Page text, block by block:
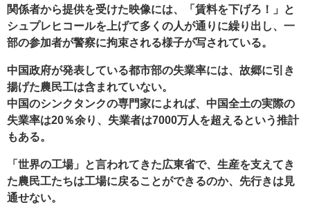
関係者から提供を受けた映像には、「賃料を下げろ！」と
シュプレヒコールを上げて多くの人が通りに繰り出し、一
部の参加者が警察に拘束される様子が写されている。
中国政府が発表している都市部の失業率には、故郷に引き
揚げた農民工は含まれていない。
中国のシンクタンクの専門家によれば、中国全土の実際の
失業率は20％余り、失業者は7000万人を超えるという推計
もある。
「世界の工場」と言われてきた広東省で、生産を支えてき
た農民工たちは工場に戻ることができるのか、先行きは見
通せない。